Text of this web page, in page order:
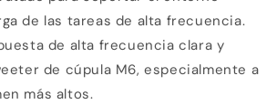
titanio
de las tareas de alta frecuencia.
de alta frecuencia clara y
de cúpula M6, especialmente a
más altos.